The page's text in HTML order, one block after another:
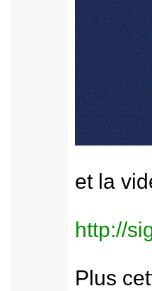
et la
http://
Plus